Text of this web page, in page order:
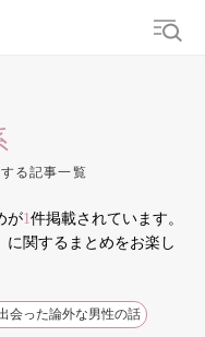
モテテク 婚活
る記事一覧
が1 件掲載されています。
に関するまとめをお楽し
会った論外な男性の話